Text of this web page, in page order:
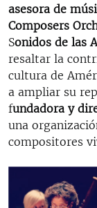
asesora de
Composers
Sonidos de las
resaltar la
cultura de
a ampliar su
fundadora y
una
compositores